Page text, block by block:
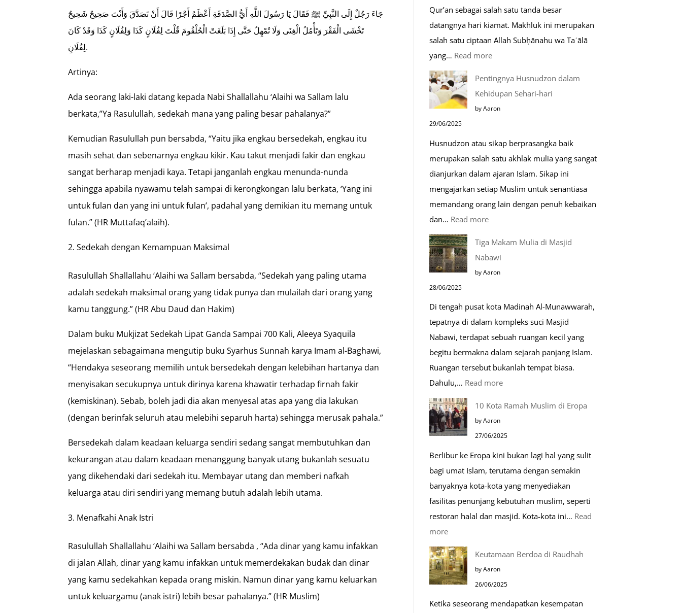
جَاءَ رَجُلٌ إِلَى النَّبِيِّ ﷺ فَقَالَ يَا رَسُولَ اللَّهِ أَيُّ الصَّدَقَةِ أَعْظَمُ أَجْرًا قَالَ أَنْ تَصَدَّقَ وَأَنْتَ صَحِيحٌ شَحِيحٌ
تَخْشَى الْفَقْرَ وَتَأْمُلُ الْغِنَى وَلَا تُمْهِلُ حَتَّى إِذَا بَلَغَتْ الْحُلْقُومَ قُلْتَ لِفُلَانٍ كَذَا وَلِفُلَانٍ كَذَا وَقَدْ كَانَ
لِفُلَانِ.
Artinya:
Ada seorang laki-laki datang kepada Nabi Shallallahu ‘Alaihi wa Sallam lalu
berkata,”Ya Rasulullah, sedekah mana yang paling besar pahalanya?”
Kemudian Rasulullah pun bersabda, “Yaitu jika engkau bersedekah, engkau itu
masih sehat dan sebenarnya engkau kikir. Kau takut menjadi fakir dan engkau
sangat berharap menjadi kaya. Tetapi janganlah engkau menunda-nunda
sehingga apabila nyawamu telah sampai di kerongkongan lalu berkata, ‘Yang ini
untuk fulan dan yang ini untuk fulan’, padahal yang demikian itu memang untuk
fulan.” (HR Muttafaq’alaih).
Sedekah dengan Kemampuan Maksimal
Rasulullah Shallallahu ‘Alaihi wa Sallam bersabda, “Sedekah yang paling utama
adalah sedekah maksimal orang yang tidak punya dan mulailah dari orang yang
kamu tanggung.” (HR Abu Daud dan Hakim)
Dalam buku Mukjizat Sedekah Lipat Ganda Sampai 700 Kali, Aleeya Syaquila
mejelaskan sebagaimana mengutip buku Syarhus Sunnah karya Imam al-Baghawi,
“Hendakya seseorang memilih untuk bersedekah dengan kelebihan hartanya dan
menyisakan secukupnya untuk dirinya karena khawatir terhadap firnah fakir
(kemiskinan). Sebab, boleh jadi dia akan menyesal atas apa yang dia lakukan
(dengan berinfak seluruh atau melebihi separuh harta) sehingga merusak pahala.”
Bersedekah dalam keadaan keluarga sendiri sedang sangat membutuhkan dan
kekurangan atau dalam keadaan menanggung banyak utang bukanlah sesuatu
yang dikehendaki dari sedekah itu. Membayar utang dan memberi nafkah
keluarga atau diri sendiri yang memang butuh adalah lebih utama.
Menafkahi Anak Istri
Rasulullah Shallallahu ‘Alaihi wa Sallam bersabda , “Ada dinar yang kamu infakkan
di jalan Allah, dinar yang kamu infakkan untuk memerdekakan budak dan dinar
yang kamu sedekahkan kepada orang miskin. Namun dinar yang kamu keluarkan
untuk keluargamu (anak istri) lebih besar pahalanya.” (HR Muslim)
Qur’an sebagai salah satu tanda besar
datangnya hari kiamat. Makhluk ini merupakan
salah satu ciptaan Allah Subḥānahu wa Taʿālā
yang… Read more:
Dabbah
Menjelang
Pentingnya Husnudzon dalam
Kehidupan Sehari-hari
by Aaron
29/06/2025
Husnudzon atau sikap berprasangka baik
merupakan salah satu akhlak mulia yang sangat
dianjurkan dalam ajaran Islam. Sikap ini
mengajarkan setiap Muslim untuk senantiasa
memandang orang lain dengan penuh kebaikan
dan… Read more:
hari
Tiga Makam Mulia di Masjid
Nabawi
by Aaron
28/06/2025
Di tengah pusat kota Madinah Al-Munawwarah,
tepatnya di dalam kompleks suci Masjid
Nabawi, terdapat sebuah ruangan kecil yang
begitu bermakna dalam sejarah panjang Islam.
Ruangan tersebut bukanlah tempat biasa.
Dahulu,… Read more:
Masjid
Nabawi
10 Kota Ramah Muslim di Eropa
by Aaron
27/06/2025
Berlibur ke Eropa kini bukan lagi hal yang sulit
bagi umat Islam, terutama dengan semakin
banyaknya kota-kota yang menyediakan
fasilitas penunjang kebutuhan muslim, seperti
restoran halal dan masjid. Kota-kota ini… Read
more:
10
Kota
Ramah
di
Keutamaan Berdoa di Raudhah
by Aaron
26/06/2025
Ketika seseorang mendapatkan kesempatan